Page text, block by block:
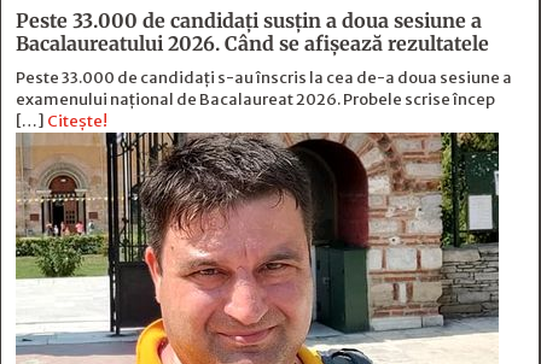
Peste 33.000 de candidați susțin a doua sesiune a
Bacalaureatului 2026. Când se afișează rezultatele
Peste 33.000 de candidați s-au înscris la cea de-a doua sesiune a
examenului național de Bacalaureat 2026. Probele scrise încep
[…] Citește!